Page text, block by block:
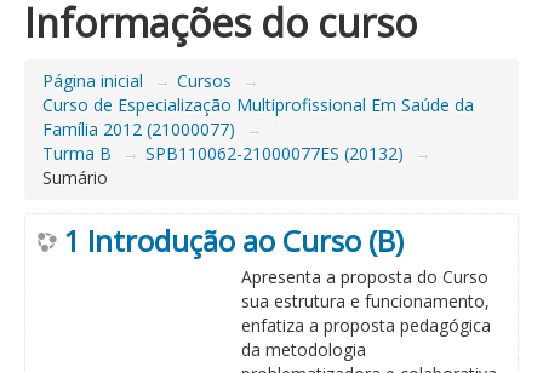
Informações do curso
Página inicial → Cursos
→
Curso de Especialização Multiprofissional Em Saúde da
Família 2012 (21000077)
→
Turma B
→ SPB110062-21000077ES (20132)
→
Sumário
1 Introdução ao Curso (B)
Apresenta a proposta do Curso
sua estrutura e funcionamento,
enfatiza a proposta pedagógica
da metodologia